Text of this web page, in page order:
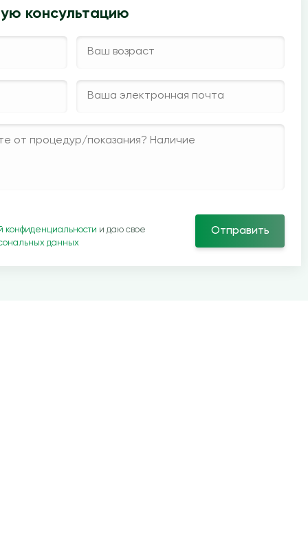
консультацию
конфиденциальности и даю свое
данных
Отправить